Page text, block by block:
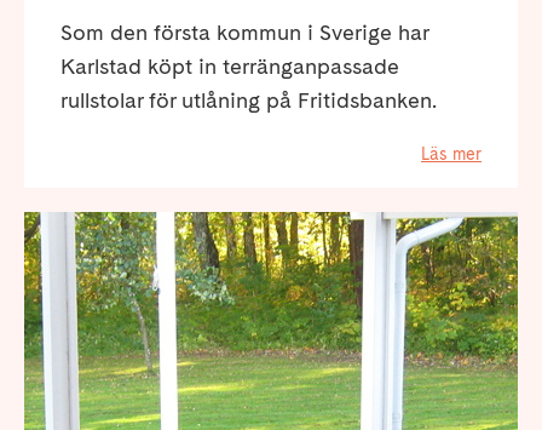
Som den första kommun i Sverige har
Karlstad köpt in terränganpassade
rullstolar för utlåning på Fritidsbanken.
Läs mer